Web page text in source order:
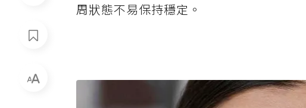
周狀態不易保持穩定。